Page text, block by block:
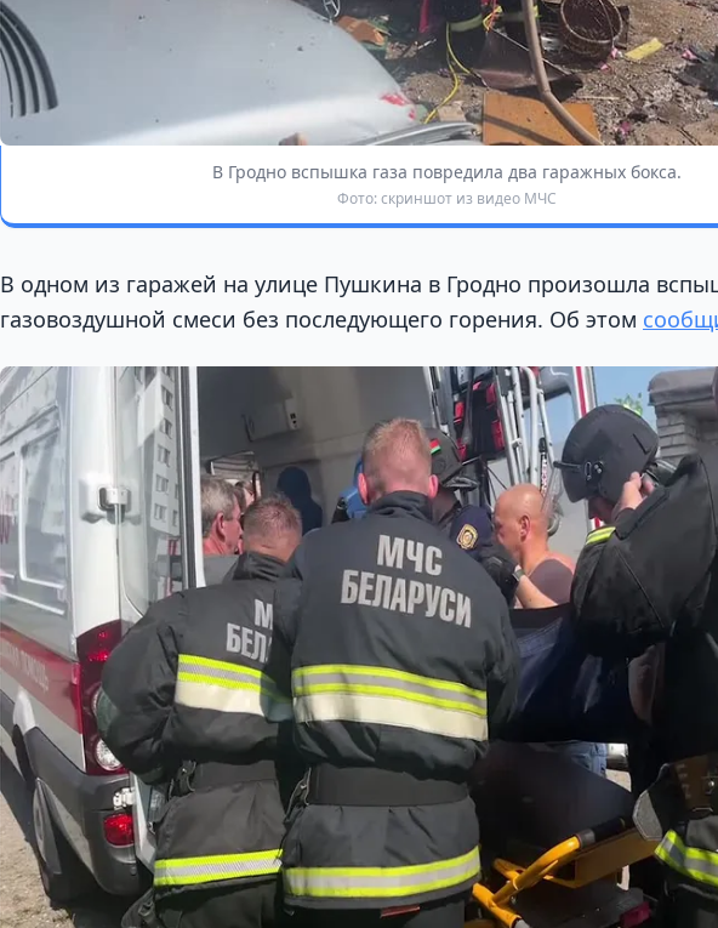
В Гродно вспышка газа повредила два гаражных бокса.
Фото: скриншот из видео МЧС
В одном из гаражей на улице Пушкина в Гродно произошла
газовоздушной смеси без последующего горения. Об этом